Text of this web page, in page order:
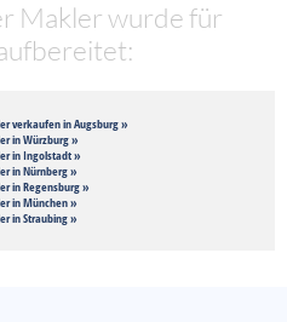
Makler wurde für
verkaufen in Augsburg »
in Würzburg »
in Ingolstadt »
in Nürnberg »
in Regensburg »
in München »
in Straubing »